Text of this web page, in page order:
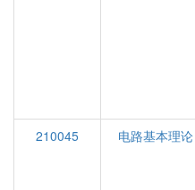
210045
电路基本理论